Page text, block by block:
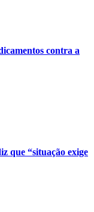
contra a
que “situação exige